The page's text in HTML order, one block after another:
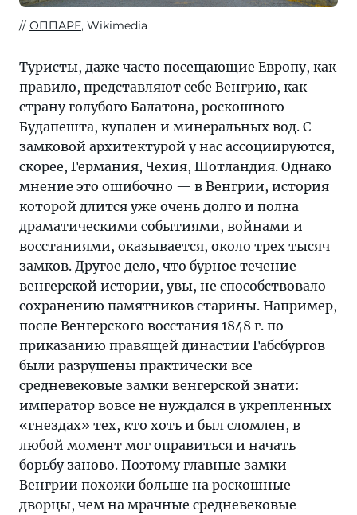
ОППАРЕ, Wikimedia
Туристы, даже часто посещающие Европу, как
правило, представляют себе Венгрию, как
страну голубого Балатона, роскошного
Будапешта, купален и минеральных вод. С
замковой архитектурой у нас ассоциируются,
скорее, Германия, Чехия, Шотландия. Однако
мнение это ошибочно — в Венгрии, история
которой длится уже очень долго и полна
драматическими событиями, войнами и
восстаниями, оказывается, около трех тысяч
замков. Другое дело, что бурное течение
венгерской истории, увы, не способствовало
сохранению памятников старины. Например,
после Венгерского восстания 1848 г. по
приказанию правящей династии Габсбургов
были разрушены практически все
средневековые замки венгерской знати:
император вовсе не нуждался в укрепленных
«гнездах» тех, кто хоть и был сломлен, в
любой момент мог оправиться и начать
борьбу заново. Поэтому главные замки
Венгрии похожи больше на роскошные
дворцы, чем на мрачные средневековые